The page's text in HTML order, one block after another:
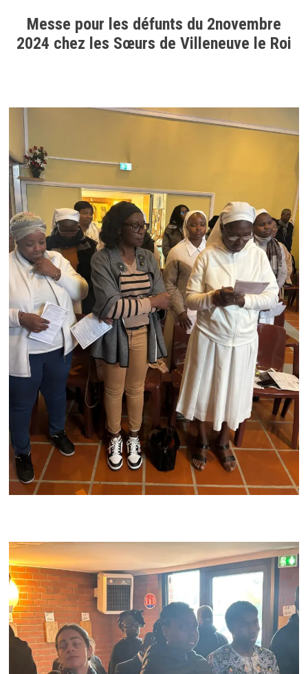
Messe pour les défunts du 2novembre
2024 chez les Sœurs de Villeneuve le Roi